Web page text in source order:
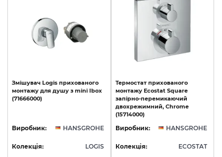
Змішувач Logis прихованого
монтажу для душу з mini Ibox
(71666000)
Виробник: HANSGROHE
Колекція: LOGIS
Термостат прихованого
монтажу Ecostat Square
запірно-перемикаючий
двохрежимний, Chrome
(15714000)
Виробник: HANSGROHE
Колекція: ECOSTAT